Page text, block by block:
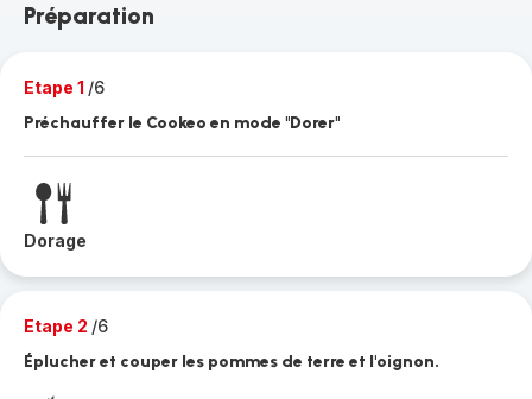
Préparation
Etape 1 /6
Préchauffer le Cookeo en mode "Dorer"
Dorage
Etape 2 /6
Éplucher et couper les pommes de terre et l'oignon.